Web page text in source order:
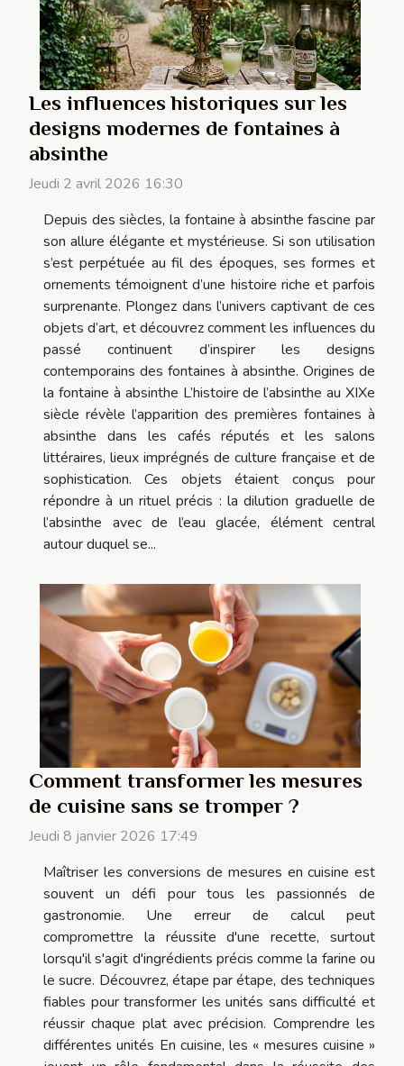
Les influences historiques sur les
designs modernes de fontaines à
absinthe
Jeudi 2 avril 2026 16:30
Depuis des siècles, la fontaine à absinthe fascine par
son allure élégante et mystérieuse. Si son utilisation
s’est perpétuée au fil des époques, ses formes et
ornements témoignent d’une histoire riche et parfois
surprenante. Plongez dans l’univers captivant de ces
objets d’art, et découvrez comment les influences du
passé continuent d’inspirer les designs
contemporains des fontaines à absinthe. Origines de
la fontaine à absinthe L’histoire de l’absinthe au XIXe
siècle révèle l’apparition des premières fontaines à
absinthe dans les cafés réputés et les salons
littéraires, lieux imprégnés de culture française et de
sophistication. Ces objets étaient conçus pour
répondre à un rituel précis : la dilution graduelle de
l’absinthe avec de l’eau glacée, élément central
autour duquel se...
Comment transformer les mesures
de cuisine sans se tromper ?
Jeudi 8 janvier 2026 17:49
Maîtriser les conversions de mesures en cuisine est
souvent un défi pour tous les passionnés de
gastronomie. Une erreur de calcul peut
compromettre la réussite d'une recette, surtout
lorsqu'il s'agit d'ingrédients précis comme la farine ou
le sucre. Découvrez, étape par étape, des techniques
fiables pour transformer les unités sans difficulté et
réussir chaque plat avec précision. Comprendre les
différentes unités En cuisine, les « mesures cuisine »